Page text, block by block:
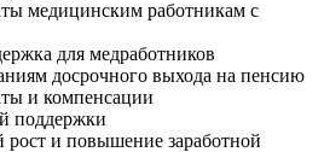
медицинским работникам с
для медработников
досрочного выхода на пенсию
и компенсации
поддержки
и повышение заработной